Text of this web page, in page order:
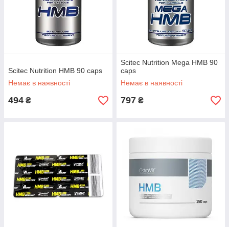
Scitec Nutrition HMB 90 caps
Немає в наявності
494 ₴
Scitec Nutrition Mega HMB 90
caps
Немає в наявності
797 ₴